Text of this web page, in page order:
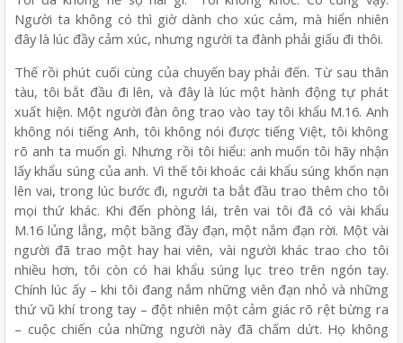
Người ta không có thì giờ dành cho xúc cảm, mà hiển nhiên
đây là lúc đầy cảm xúc, nhưng người ta đành phải giấu đi thôi.
Thế rồi phút cuối cùng của chuyến bay phải đến. Từ sau thân
tàu, tôi bắt đầu đi lên, và đây là lúc một hành động tự phát
xuất hiện. Một người đàn ông trao vào tay tôi khẩu M.16. Anh
không nói tiếng Anh, tôi không nói được tiếng Việt, tôi không
rõ anh ta muốn gì. Nhưng rồi tôi hiểu: anh muốn tôi hãy nhận
lấy khẩu súng của anh. Vì thế tôi khoác cái khẩu súng khốn nạn
lên vai, trong lúc bước đi, người ta bắt đầu trao thêm cho tôi
mọi thứ khác. Khi đến phòng lái, trên vai tôi đã có vài khẩu
M.16 lủng lẳng, một băng đầy đạn, một nắm đạn rời. Một vài
người đã trao một hay hai viên, vài người khác trao cho tôi
nhiều hơn, tôi còn có hai khẩu súng lục treo trên ngón tay.
Chính lúc ấy – khi tôi đang nắm những viên đạn nhỏ và những
thứ vũ khí trong tay – đột nhiên một cảm giác rõ rệt bừng ra
– cuộc chiến của những người này đã chấm dứt. Họ không